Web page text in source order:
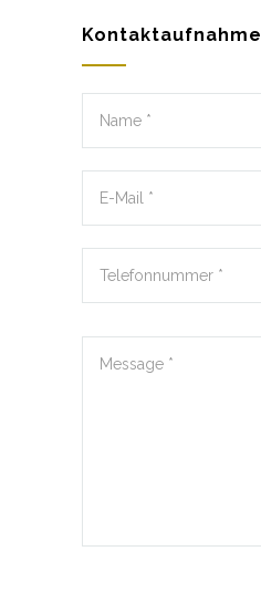
Kontaktaufnahme